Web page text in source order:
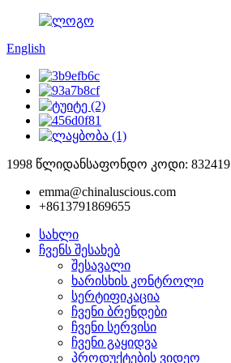
English
1998 წლიდანსაფონდო კოდი: 832419
emma@chinaluscious.com
+8613791869655
სახლი
ჩვენს შესახებ
შესავალი
ხარისხის კონტროლი
სერტიფიკაცია
ჩვენი ბრენდები
ჩვენი სერვისი
ჩვენი გაყიდვა
პროდუქტების ვიდეო